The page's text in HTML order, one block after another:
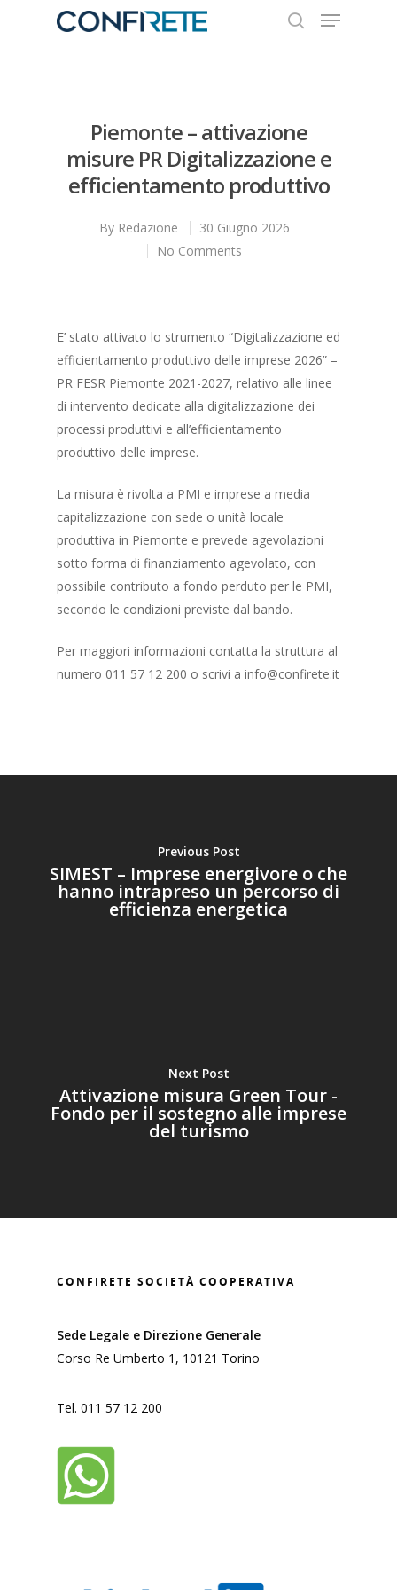
Piemonte – attivazione
misure PR Digitalizzazione e
efficientamento produttivo
By Redazione
30 Giugno 2026
No Comments
E’ stato attivato lo strumento “Digitalizzazione ed
efficientamento produttivo delle imprese 2026” –
PR FESR Piemonte 2021-2027, relativo alle linee
di intervento dedicate alla digitalizzazione dei
processi produttivi e all’efficientamento
produttivo delle imprese.
La misura è rivolta a PMI e imprese a media
capitalizzazione con sede o unità locale
produttiva in Piemonte e prevede agevolazioni
sotto forma di finanziamento agevolato, con
possibile contributo a fondo perduto per le PMI,
secondo le condizioni previste dal bando.
Per maggiori informazioni contatta la struttura al
numero 011 57 12 200 o scrivi a info@confirete.it
Previous Post
SIMEST – Imprese energivore o che
hanno intrapreso un percorso di
efficienza energetica
Next Post
Attivazione misura Green Tour -
Fondo per il sostegno alle imprese
del turismo
CONFIRETE SOCIETÀ COOPERATIVA
Sede Legale e Direzione Generale
Corso Re Umberto 1, 10121 Torino
Tel. 011 57 12 200
HOME
Ammissibilità al fondo
TRASPARENZA